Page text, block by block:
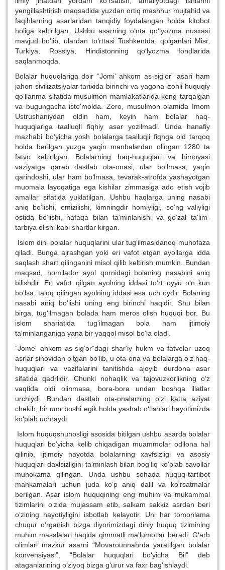
yengillashtirish maqsadida yuzdan ortiq mashhur mujtahid va
faqihlarning asarlaridan tanqidiy foydalangan holda kitobot
holiga keltirilgan. Ushbu asarning o‘nta qo‘lyozma nusxasi
mavjud bo‘lib, ulardan to‘rttasi Toshkentda, qolganlari Misr,
Turkiya, Rossiya, Hindistonning qo‘lyozma fondlarida
saqlanmoqda.
Bolalar huquqlariga doir “Jomi' ahkom as-sig‘or” asari ham
jahon sivilizatsiyalar tarixida birinchi va yagona izohli huquqiy
qo‘llanma sifatida musulmon mamlakatlarida keng tarqalgan
va bugungacha iste'molda. Zero, musulmon olamida Imom
Ustrushaniydan oldin ham, keyin ham bolalar haq-
huquqlariga taalluqli fiqhiy asar yozilmadi. Unda hanafiy
mazhabi bo‘yicha yosh bolalarga taalluqli fiqhga oid tarqoq
holda berilgan yuzga yaqin manbalardan olingan 1280 ta
fatvo keltirilgan. Bolalarning haq-huquqlari va himoyasi
vaziyatga qarab dastlab ota-onasi, ular bo‘lmasa, yaqin
qarindoshi, ular ham bo‘lmasa, tevarak-atrofda yashayotgan
muomala layoqatiga ega kishilar zimmasiga ado etish vojib
amallar sifatida yuklatilgan. Ushbu haqlarga uning nasabi
aniq bo‘lishi, emizilishi, kimningdir homiyligi, so‘ng valiyligi
ostida bo‘lishi, nafaqa bilan ta'minlanishi va go‘zal ta'lim-
tarbiya olishi kabi shartlar kirgan.
Islom dini bolalar huquqlarini ular tug‘ilmasidanoq muhofaza
qiladi. Bunga ajrashgan yoki eri vafot etgan ayollarga idda
saqlash shart qilinganini misol qilib keltirish mumkin. Bundan
maqsad, homilador ayol qornidagi bolaning nasabini aniq
bilishdir. Eri vafot qilgan ayolning iddasi to‘rt oyyu o‘n kun
bo‘lsa, taloq qilingan ayolning iddasi esa uch oydir. Bolaning
nasabi aniq bo‘lishi uning eng birinchi haqidir. Shu bilan
birga, tug‘ilmagan bolada ham meros olish huquqi bor. Bu
islom shariatida tug‘ilmagan bola ham ijtimoiy
ta'minlanganiga yana bir yaqqol misol bo‘la oladi.
“Jome' ahkom as-sig‘or”dagi shar'iy hukm va fatvolar uzoq
asrlar sinovidan o‘tgan bo‘lib, u ota-ona va bolalarga o‘z haq-
huquqlari va vazifalarini tanitishda ajoyib durdona asar
sifatida qadrlidir. Chunki nohaqlik va tajovuzkorlikning o‘z
vaqtida oldi olinmasa, bora-bora undan boshqa illatlar
urchiydi. Bundan dastlab ota-onalarning o‘zi katta aziyat
chekib, bir umr boshi egik holda yashab o‘tishlari hayotimizda
ko‘plab uchraydi.
Islom huquqshunosligi asosida bitilgan ushbu asarda bolalar
huquqlari bo‘yicha kelib chiqadigan muammolar odilona hal
qilinib, ijtimoiy hayotda bolalarning xavfsizligi va asosiy
huquqlari daxlsizligini ta'minlash bilan bog‘liq ko‘plab savollar
muhokama qilingan. Unda ushbu sohada huquq-tartibot
mahkamalari uchun juda ko‘p aniq dalil va ko‘rsatmalar
berilgan. Asar islom huquqining eng muhim va mukammal
tizimlarini o‘zida mujassam etib, salkam sakkiz asrdan beri
o‘zining hayotiyligini isbotlab kelayotir. Uni har tomonlama
chuqur o‘rganish bizga diyorimizdagi diniy huquq tizimining
muhim masalalari haqida qimmatli ma'lumotlar beradi. G‘arb
olimlari mazkur asarni “Movarounnahrda yaratilgan bolalar
konvensiyasi”, “Bolalar huquqlari bo‘yicha Bil” deb
ataganlarining o‘ziyoq bizga g‘urur va faxr bag‘ishlaydi.